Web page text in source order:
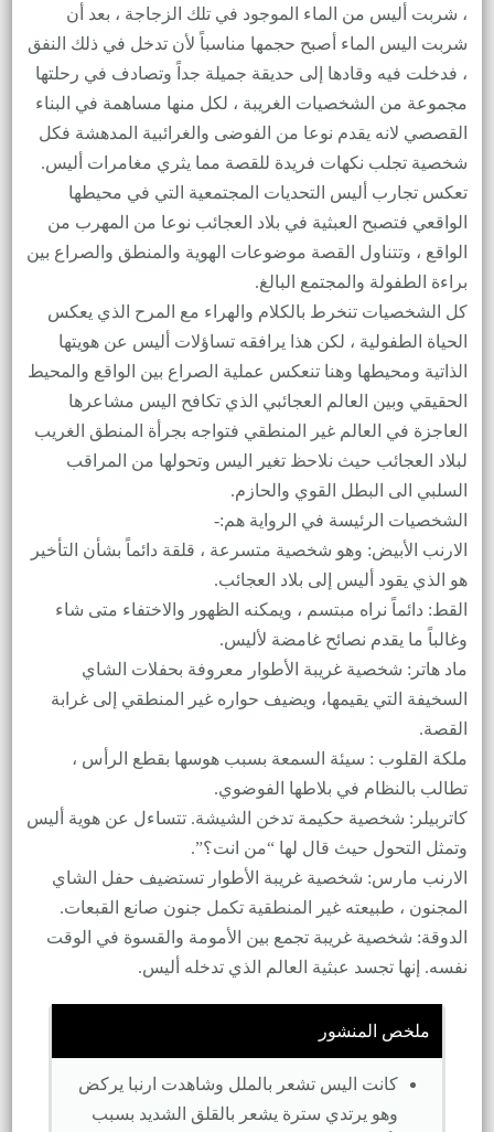
، شربت أليس من الماء الموجود في تلك الزجاجة ، بعد أن
شربت اليس الماء أصبح حجمها مناسباً لأن تدخل في ذلك النفق
، فدخلت فيه وقادها إلى حديقة جميلة جداً وتصادف في رحلتها
مجموعة من الشخصيات الغريبة ، لكل منها مساهمة في البناء
القصصي لانه يقدم نوعا من الفوضى والغرائبية المدهشة فكل
شخصية تجلب نكهات فريدة للقصة مما يثري مغامرات أليس.
تعكس تجارب أليس التحديات المجتمعية التي في محيطها
الواقعي فتصبح العبثية في بلاد العجائب نوعا من المهرب من
الواقع ، وتتناول القصة موضوعات الهوية والمنطق والصراع بين
براءة الطفولة والمجتمع البالغ.
كل الشخصيات تنخرط بالكلام والهراء مع المرح الذي يعكس
الحياة الطفولية ، لكن هذا يرافقه تساؤلات أليس عن هويتها
الذاتية ومحيطها وهنا تنعكس عملية الصراع بين الواقع والمحيط
الحقيقي وبين العالم العجائبي الذي تكافح اليس مشاعرها
العاجزة في العالم غير المنطقي فتواجه بجرأة المنطق الغريب
لبلاد العجائب حيث نلاحظ تغير اليس وتحولها من المراقب
السلبي الى البطل القوي والحازم.
الشخصيات الرئيسة في الرواية هم:-
الارنب الأبيض: وهو شخصية متسرعة ، قلقة دائماً بشأن التأخير
هو الذي يقود أليس إلى بلاد العجائب.
القط: دائماً نراه مبتسم ، ويمكنه الظهور والاختفاء متى شاء
وغالباً ما يقدم نصائح غامضة لأليس.
ماد هاتر: شخصية غريبة الأطوار معروفة بحفلات الشاي
السخيفة التي يقيمها، ويضيف حواره غير المنطقي إلى غرابة
القصة.
ملكة القلوب : سيئة السمعة بسبب هوسها بقطع الرأس ،
تطالب بالنظام في بلاطها الفوضوي.
كاتربيلر: شخصية حكيمة تدخن الشيشة. تتساءل عن هوية أليس
وتمثل التحول حيث قال لها “من انت؟”.
الارنب مارس: شخصية غريبة الأطوار تستضيف حفل الشاي
المجنون ، طبيعته غير المنطقية تكمل جنون صانع القبعات.
الدوقة: شخصية غريبة تجمع بين الأمومة والقسوة في الوقت
نفسه. إنها تجسد عبثية العالم الذي تدخله أليس.
ملخص المنشور
كانت اليس تشعر بالملل وشاهدت ارنبا يركض
وهو يرتدي سترة يشعر بالقلق الشديد بسبب